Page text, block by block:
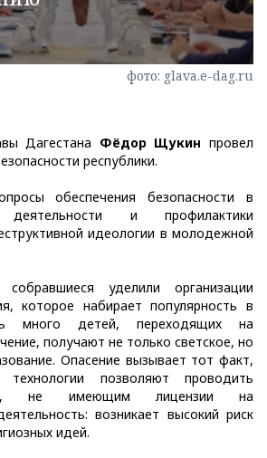
через соц. сети
фото: glava.e-dag.ru
Дагестана Фёдор Щукин провел
республики.
обеспечения безопасности в
деятельности и профилактики
идеологии в молодежной
уделили организации
которое набирает популярность в
много детей, переходящих на
получают не только светское, но
Опасение вызывает тот факт,
позволяют проводить
не имеющим лицензии на
возникает высокий риск
идей.